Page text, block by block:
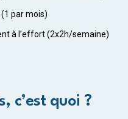
par mois)
à l’effort (2x2h/semaine)
c’est quoi ?